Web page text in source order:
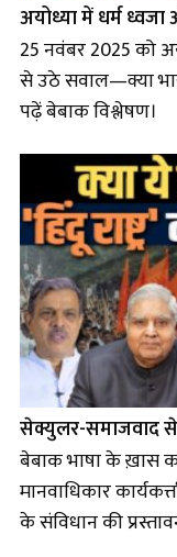
अयोध्या में धर्म ध्वजा
25 नवंबर 2025 को
से उठे सवाल—क्या
पढ़ें बेबाक विश्लेषण।
सेक्युलर-समाजवाद से
बेबाक भाषा के ख़ास
मानवाधिकार
के संविधान की